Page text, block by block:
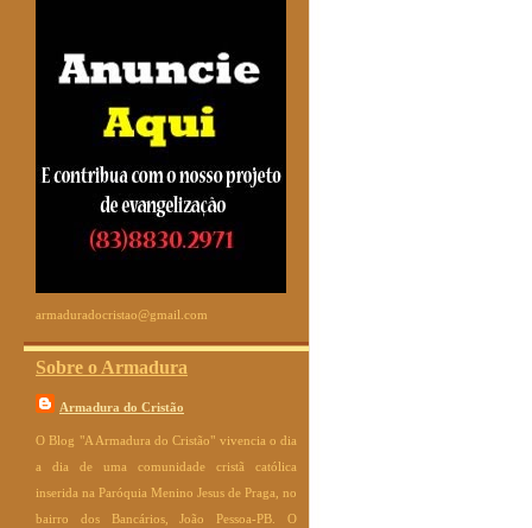
armaduradocristao@gmail.com
Sobre o Armadura
Armadura do Cristão
O Blog "A Armadura do Cristão" vivencia o dia
a dia de uma comunidade cristã católica
inserida na Paróquia Menino Jesus de Praga, no
bairro dos Bancários, João Pessoa-PB. O